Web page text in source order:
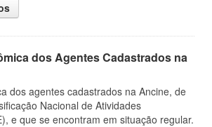
dos Agentes Cadastrados na
dos agentes cadastrados na Ancine, de
Nacional de Atividades
e que se encontram em situação regular.